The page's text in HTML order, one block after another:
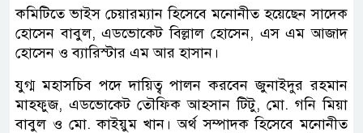
কমিটিতে ভাইস চেয়ারম্যান হিসেবে মনোনীত হয়েছেন সাদেক
হোসেন বাবুল, এডভোকেট বিল্লাল হোসেন, এস এম আজাদ
হোসেন ও ব্যারিস্টার এম আর হাসান।
যুগ্ম মহাসচিব পদে দায়িত্ব পালন করবেন জুনাইদুর রহমান
মাহফুজ, এডভোকেট তৌফিক আহসান টিটু, মো. গনি মিয়া
বাবুল ও মো. কাইয়ুম খান। অর্থ সম্পাদক হিসেবে মনোনীত